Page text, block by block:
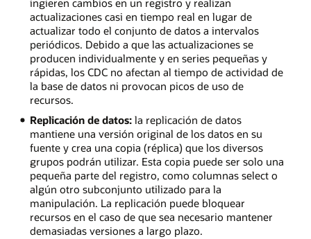
ingieren cambios en un registro y realizan
actualizaciones casi en tiempo real en lugar de
actualizar todo el conjunto de datos a intervalos
periódicos. Debido a que las actualizaciones se
producen individualmente y en series pequeñas y
rápidas, los CDC no afectan al tiempo de actividad de
la base de datos ni provocan picos de uso de
recursos.
Replicación de datos:la replicación de datos
mantiene una versión original de los datos en su
fuente y crea una copia (réplica) que los diversos
grupos podrán utilizar. Esta copia puede ser solo una
pequeña parte del registro, como columnas select o
algún otro subconjunto utilizado para la
manipulación. La replicación puede bloquear
recursos en el caso de que sea necesario mantener
demasiadas versiones a largo plazo.